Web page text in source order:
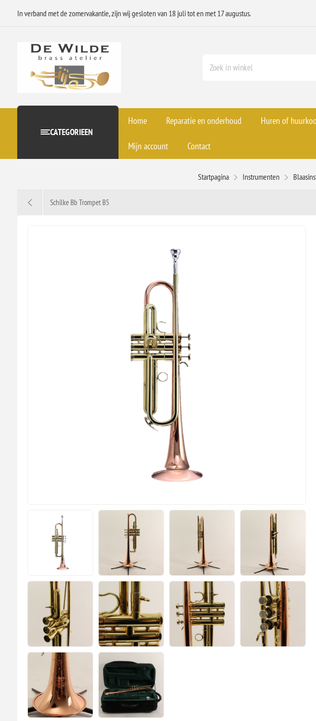
In verband met de zomervakantie, zijn wij gesloten van 18 juli tot en met 17 augustus.
CATEGORIEEN
Home Reparatie en onderhoud Huren of
Mijn account Contact
Startpagina Instrumenten
Schilke Bb Trompet B5